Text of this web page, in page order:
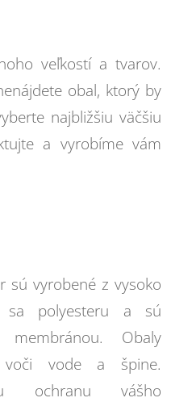
veľkostí a tvarov.
obal, ktorý by
najbližšiu väčšiu
a vyrobíme vám
sú vyrobené z vysoko
sa polyesteru a sú
membránou. Obaly
vode a špine.
ochranu vášho